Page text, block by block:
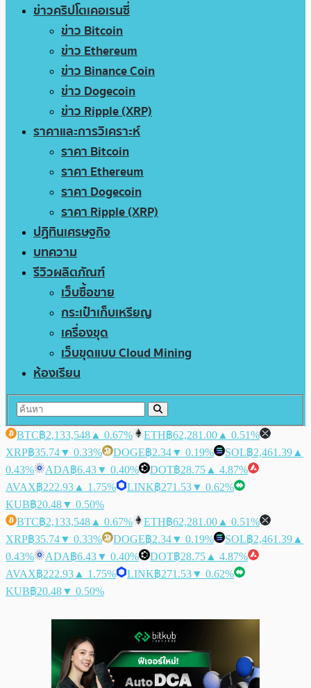
ข่าวคริปโตเคอเรนซี่
ข่าว Bitcoin
ข่าว Ethereum
ข่าว Binance Coin
ข่าว Dogecoin
ข่าว Ripple (XRP)
ราคาและการวิเคราะห์
ราคา Bitcoin
ราคา Ethereum
ราคา Dogecoin
ราคา Ripple (XRP)
ปฏิทินเศรษฐกิจ
บทความ
รีวิวผลิตภัณฑ์
เว็บซื้อขาย
กระเป๋าเก็บเหรียญ
เครื่องขุด
เว็บขุดแบบ Cloud Mining
ห้องเรียน
BTC฿2,133,548 ▲ 0.67% ETH฿62,281.00 ▲ 0.51%
XRP฿35.74▼ 0.33% DOGE฿2.34▼ 0.19% SOL฿2,461.39 ▲
0.43%
ADA฿6.43▼ 0.40% DOT฿28.75 ▲ 4.87%
AVAX฿222.93 ▲ 1.75% LINK฿271.53▼ 0.62%
KUB฿20.48▼ 0.50%
BTC฿2,133,548 ▲ 0.67% ETH฿62,281.00 ▲ 0.51%
XRP฿35.74▼ 0.33% DOGE฿2.34▼ 0.19% SOL฿2,461.39 ▲
0.43%
ADA฿6.43▼ 0.40% DOT฿28.75 ▲ 4.87%
AVAX฿222.93 ▲ 1.75% LINK฿271.53▼ 0.62%
KUB฿20.48▼ 0.50%